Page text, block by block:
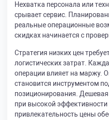
Нехватка персонала или
срывает сервис.
реальные операционные
скидках начинается с
Стратегия низких цен
логистических затрат.
операции влияет на маржу.
становится инструментом
позиционирования.
при высокой
привлекательность цены